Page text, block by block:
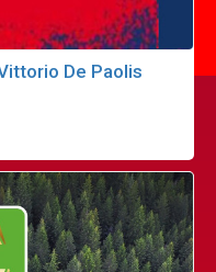
De Paolis